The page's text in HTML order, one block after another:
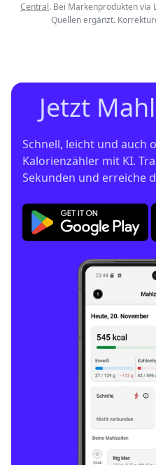
Central. Bei Markenprodukten via
Quellen ergänzt.
Jetzt
Schnell, leicht und auch
Kalorienzähler mit KI.
Sekunden und erreiche